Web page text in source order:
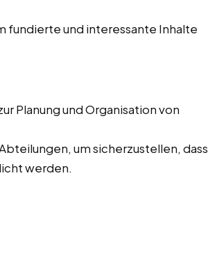
fundierte und interessante Inhalte
Planung und Organisation von
um sicherzustellen, dass
werden.